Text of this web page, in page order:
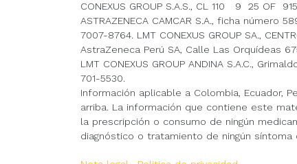
CONEXUS GROUP S.A.S., CL 110 9 25 OF
ASTRAZENECA CAMCAR S.A., ficha número
7007-8764. LMT CONEXUS GROUP SA.,
AstraZeneca Perú SA, Calle Las Orquídeas
LMT CONEXUS GROUP ANDINA S.A.C.,
701-5530.
Información aplicable a Colombia, Ecuador,
arriba. La información que contiene este
la prescripción o consumo de ningún
diagnóstico o tratamiento de ningún síntoma